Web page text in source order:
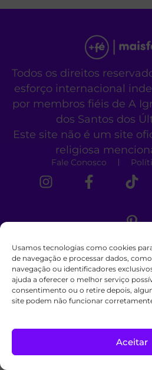
Usamos tecnologias como cookies
de navegação e processar dados,
navegação ou identificadores
ajuda a oferecer o melhor serviço
consentimento ou o retire depois,
site podem não funcionar
Aceitar
Todos os direitos
esforço internacional
por membros fiéis de A
dos Santos dos
Este site não é um site
religiosa
Fale Conosco